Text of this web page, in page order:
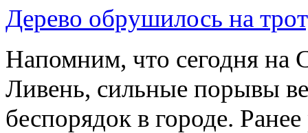
Дерево обрушилось на
Напомним, что сегодня на
Ливень, сильные порывы
беспорядок в городе.